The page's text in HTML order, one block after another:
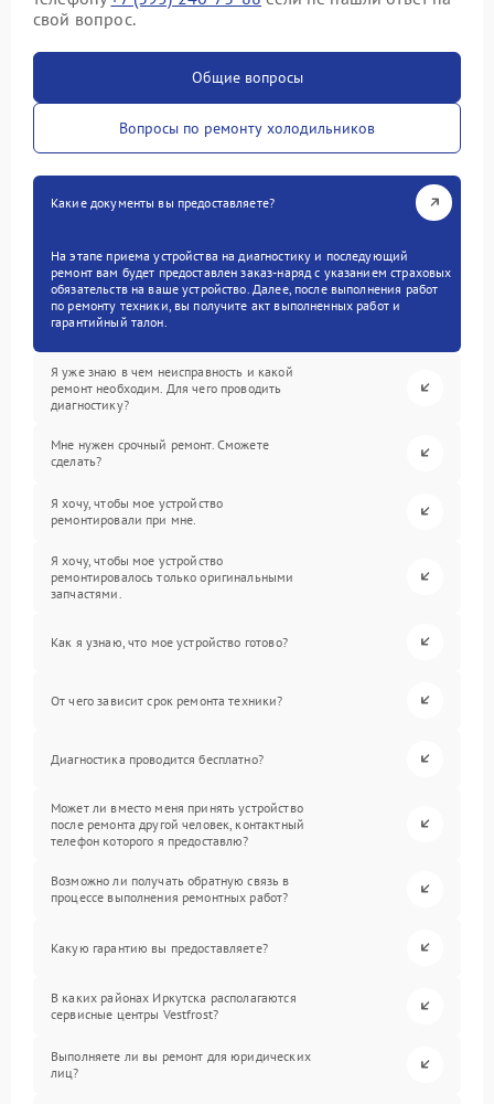
свой вопрос.
Общие вопросы
Вопросы по ремонту холодильников
Какие документы вы предоставляете?
На этапе приема устройства на диагностику и последующий
ремонт вам будет предоставлен заказ-наряд с указанием страховых
обязательств на ваше устройство. Далее, после выполнения работ
по ремонту техники, вы получите акт выполненных работ и
гарантийный талон.
Я уже знаю в чем неисправность и какой
ремонт необходим. Для чего проводить
диагностику?
Мне нужен срочный ремонт. Сможете
сделать?
Я хочу, чтобы мое устройство
ремонтировали при мне.
Я хочу, чтобы мое устройство
ремонтировалось только оригинальными
запчастями.
Как я узнаю, что мое устройство готово?
От чего зависит срок ремонта техники?
Диагностика проводится бесплатно?
Может ли вместо меня принять устройство
после ремонта другой человек, контактный
телефон которого я предоставлю?
Возможно ли получать обратную связь в
процессе выполнения ремонтных работ?
Какую гарантию вы предоставляете?
В каких районах Иркутска располагаются
сервисные центры Vestfrost?
Выполняете ли вы ремонт для юридических
лиц?